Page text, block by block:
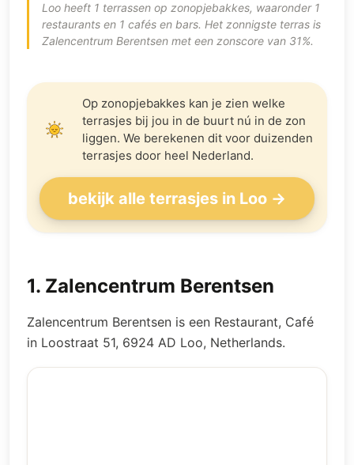
Loo heeft 1 terrassen op zonopjebakkes, waaronder 1
restaurants en 1 cafés en bars. Het zonnigste terras is
Zalencentrum Berentsen met een zonscore van 31%.
Op zonopjebakkes kan je zien welke
terrasjes bij jou in de buurt nú in de zon
liggen. We berekenen dit voor duizenden
terrasjes door heel Nederland.
bekijk alle terrasjes in Loo →
1. Zalencentrum Berentsen
Zalencentrum Berentsen is een Restaurant, Café
in Loostraat 51, 6924 AD Loo, Netherlands.